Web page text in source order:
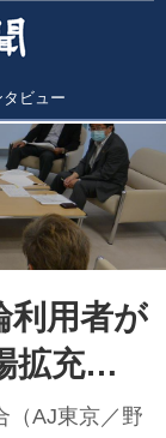
ビュー
利用者が
拡充求
へ要望
（AJ東京／野